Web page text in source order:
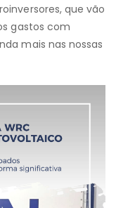
que vão
gastos com
mais nas nossas